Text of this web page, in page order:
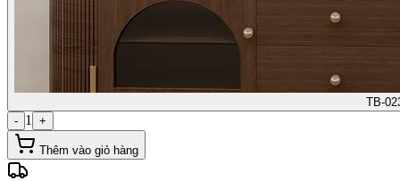
TB-
- 1 +
Thêm vào giỏ hàng